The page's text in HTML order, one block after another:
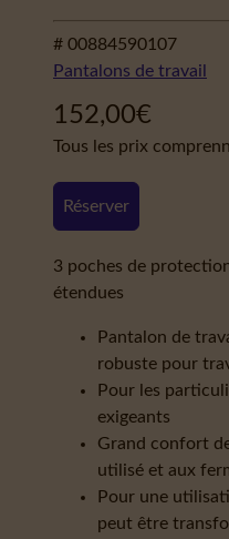
# 00884590107
Pantalons de travail
152,00€
Tous les prix
Réserver
3 poches de
étendues
Pantalon de
robuste pour
Pour les
exigeants
Grand confort
utilisé et aux
Pour une
peut être